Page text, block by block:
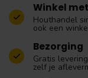
Winkel
Houthandel
ook een
Bezorging
Gratis
zelf je